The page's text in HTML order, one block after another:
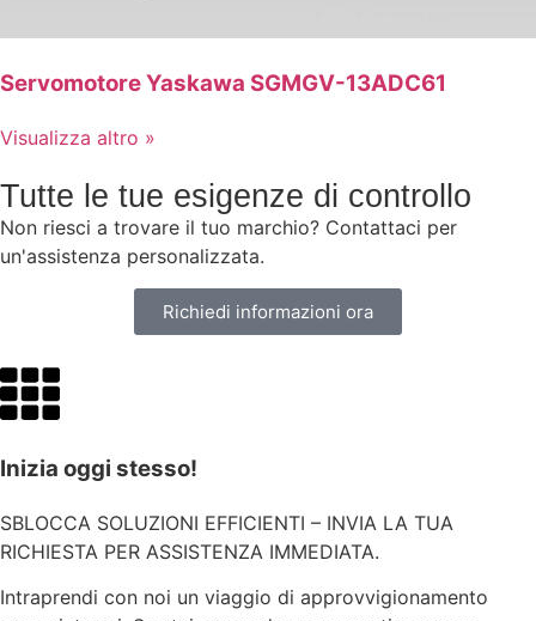
Servomotore Yaskawa SGMGV-13ADC61
Visualizza altro »
Tutte le tue esigenze di controllo
Non riesci a trovare il tuo marchio? Contattaci per
un'assistenza personalizzata.
Richiedi informazioni ora
Inizia oggi stesso!
SBLOCCA SOLUZIONI EFFICIENTI – INVIA LA TUA
RICHIESTA PER ASSISTENZA IMMEDIATA.
Intraprendi con noi un viaggio di approvvigionamento